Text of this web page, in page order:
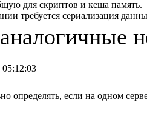
для скриптов и кеша память.
требуется сериализация
05:12:03
определять, если на одном